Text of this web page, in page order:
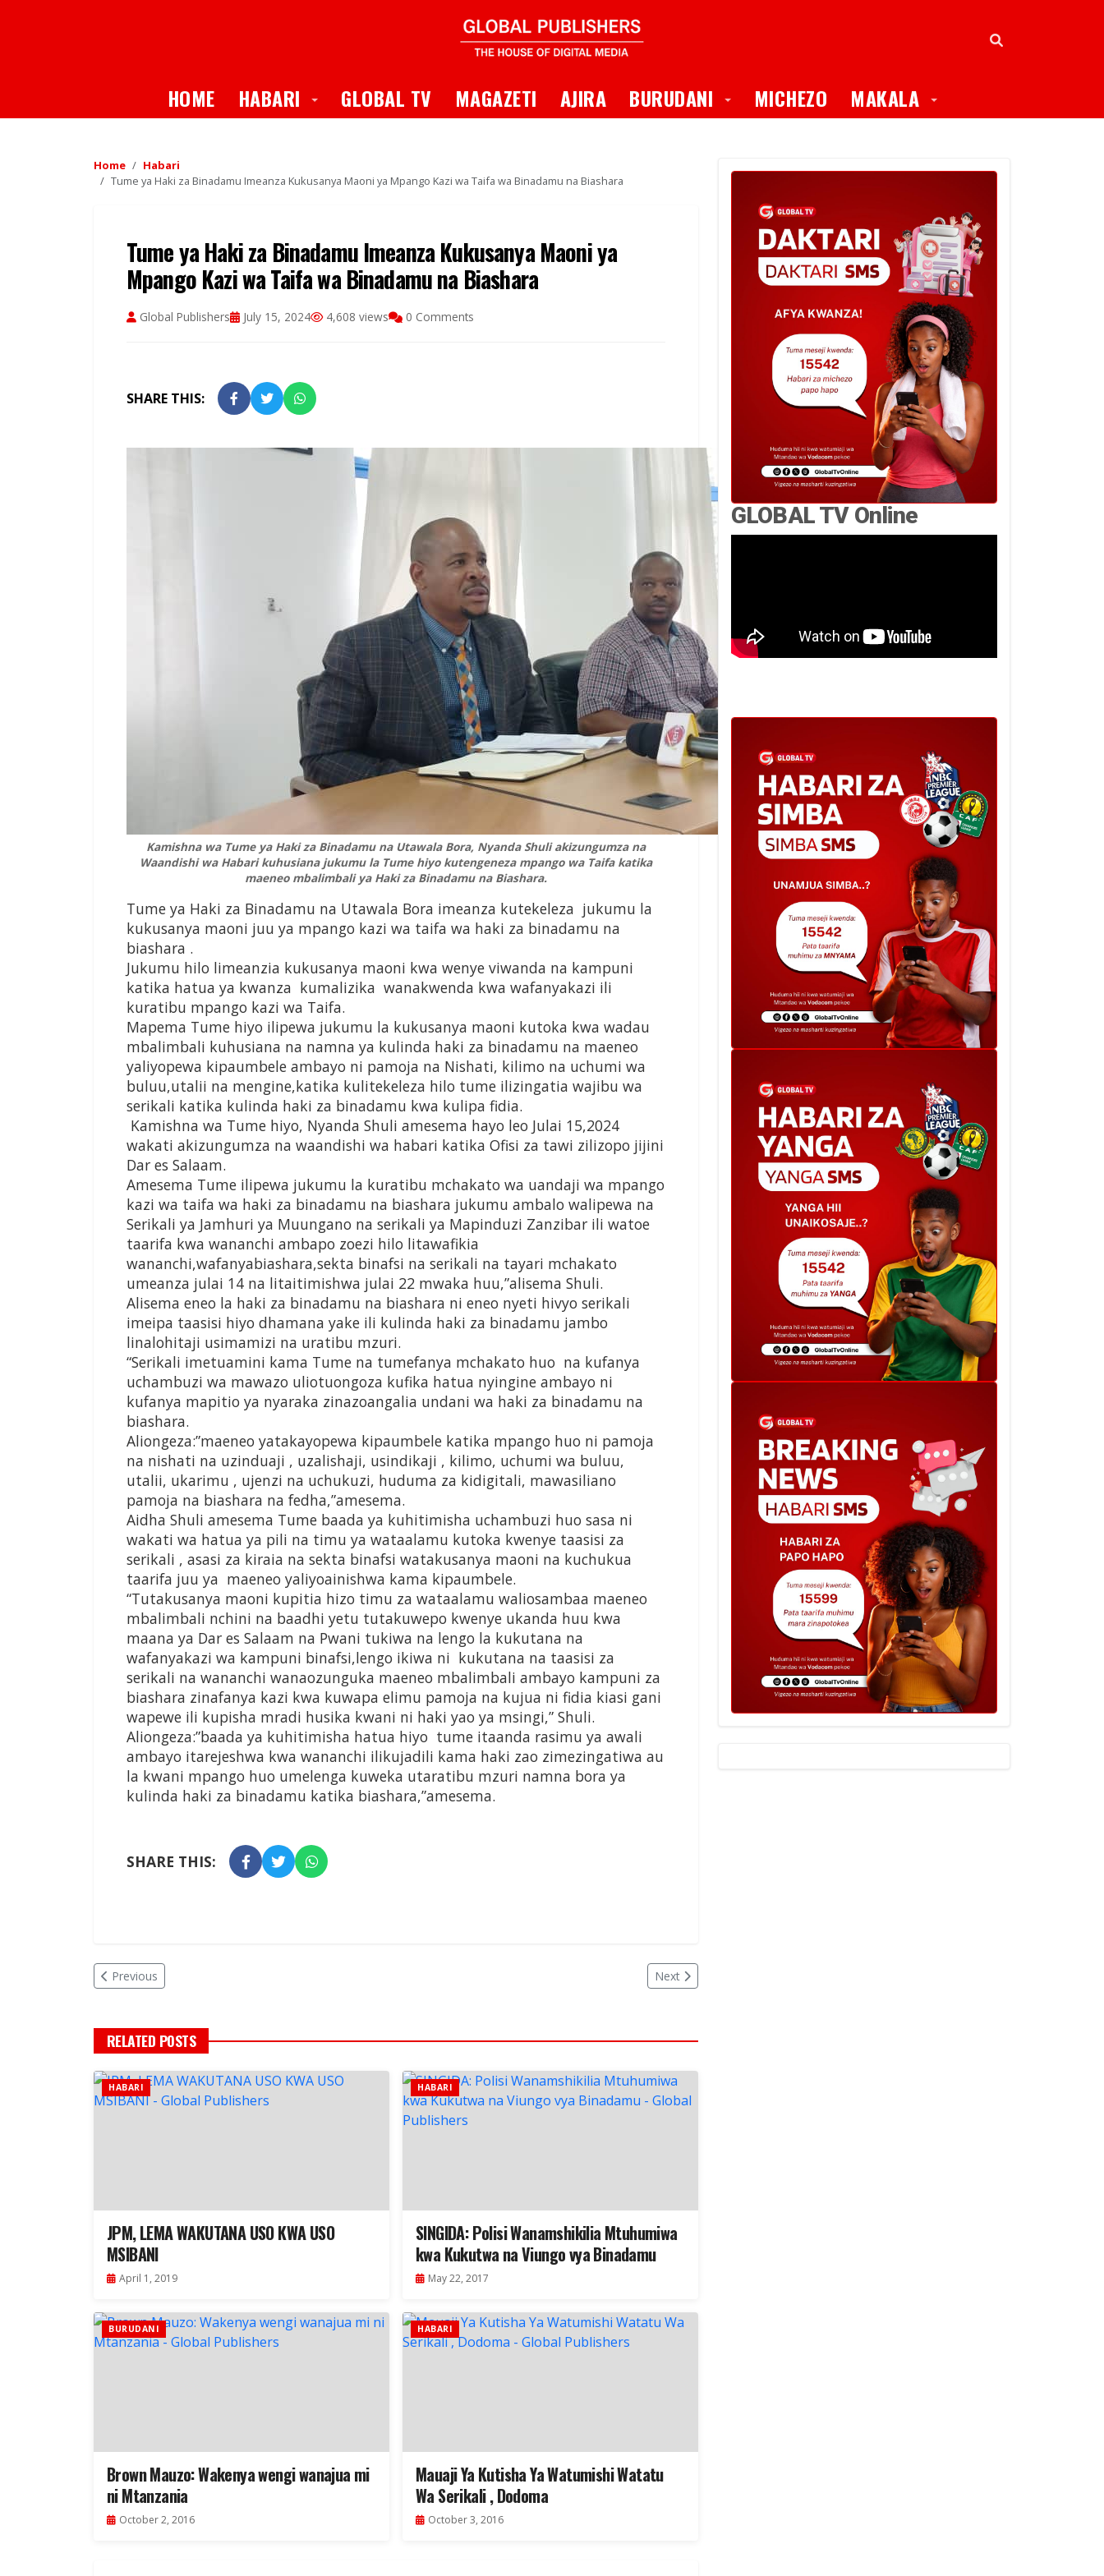
HOME HABARI Toggle Dropdown
GLOBAL TV MAGAZETI AJIRA BURUDANI Toggle Dropdown
MICHEZO MAKALA Toggle Dropdown
Home
Habari
Tume ya Haki za Binadamu Imeanza Kukusanya Maoni ya Mpango Kazi wa Taifa wa Binadamu na Biashara
Tume ya Haki za Binadamu Imeanza Kukusanya Maoni ya
Mpango Kazi wa Taifa wa Binadamu na Biashara
Global Publishers July 15, 2024 4,608 views 0 Comments
SHARE THIS:
Kamishna wa Tume ya Haki za Binadamu na Utawala Bora, Nyanda Shuli akizungumza na
Waandishi wa Habari kuhusiana jukumu la Tume hiyo kutengeneza mpango wa Taifa katika
maeneo mbalimbali ya Haki za Binadamu na Biashara.
Tume ya Haki za Binadamu na Utawala Bora imeanza kutekeleza jukumu la
kukusanya maoni juu ya mpango kazi wa taifa wa haki za binadamu na
biashara .
Jukumu hilo limeanzia kukusanya maoni kwa wenye viwanda na kampuni
katika hatua ya kwanza kumalizika wanakwenda kwa wafanyakazi ili
kuratibu mpango kazi wa Taifa.
Mapema Tume hiyo ilipewa jukumu la kukusanya maoni kutoka kwa wadau
mbalimbali kuhusiana na namna ya kulinda haki za binadamu na maeneo
yaliyopewa kipaumbele ambayo ni pamoja na Nishati, kilimo na uchumi wa
buluu,utalii na mengine,katika kulitekeleza hilo tume ilizingatia wajibu wa
serikali katika kulinda haki za binadamu kwa kulipa fidia.
Kamishna wa Tume hiyo, Nyanda Shuli amesema hayo leo Julai 15,2024
wakati akizungumza na waandishi wa habari katika Ofisi za tawi zilizopo jijini
Dar es Salaam.
Amesema Tume ilipewa jukumu la kuratibu mchakato wa uandaji wa mpango
kazi wa taifa wa haki za binadamu na biashara jukumu ambalo walipewa na
Serikali ya Jamhuri ya Muungano na serikali ya Mapinduzi Zanzibar ili watoe
taarifa kwa wananchi ambapo zoezi hilo litawafikia
wananchi,wafanyabiashara,sekta binafsi na serikali na tayari mchakato
umeanza julai 14 na litaitimishwa julai 22 mwaka huu,”alisema Shuli.
Alisema eneo la haki za binadamu na biashara ni eneo nyeti hivyo serikali
imeipa taasisi hiyo dhamana yake ili kulinda haki za binadamu jambo
linalohitaji usimamizi na uratibu mzuri.
“Serikali imetuamini kama Tume na tumefanya mchakato huo na kufanya
uchambuzi wa mawazo uliotuongoza kufika hatua nyingine ambayo ni
kufanya mapitio ya nyaraka zinazoangalia undani wa haki za binadamu na
biashara.
Aliongeza:”maeneo yatakayopewa kipaumbele katika mpango huo ni pamoja
na nishati na uzinduaji , uzalishaji, usindikaji , kilimo, uchumi wa buluu,
utalii, ukarimu , ujenzi na uchukuzi, huduma za kidigitali, mawasiliano
pamoja na biashara na fedha,”amesema.
Aidha Shuli amesema Tume baada ya kuhitimisha uchambuzi huo sasa ni
wakati wa hatua ya pili na timu ya wataalamu kutoka kwenye taasisi za
serikali , asasi za kiraia na sekta binafsi watakusanya maoni na kuchukua
taarifa juu ya maeneo yaliyoainishwa kama kipaumbele.
“Tutakusanya maoni kupitia hizo timu za wataalamu waliosambaa maeneo
mbalimbali nchini na baadhi yetu tutakuwepo kwenye ukanda huu kwa
maana ya Dar es Salaam na Pwani tukiwa na lengo la kukutana na
wafanyakazi wa kampuni binafsi,lengo ikiwa ni kukutana na taasisi za
serikali na wananchi wanaozunguka maeneo mbalimbali ambayo kampuni za
biashara zinafanya kazi kwa kuwapa elimu pamoja na kujua ni fidia kiasi gani
wapewe ili kupisha mradi husika kwani ni haki yao ya msingi,” Shuli.
Aliongeza:”baada ya kuhitimisha hatua hiyo tume itaanda rasimu ya awali
ambayo itarejeshwa kwa wananchi ilikujadili kama haki zao zimezingatiwa au
la kwani mpango huo umelenga kuweka utaratibu mzuri namna bora ya
kulinda haki za binadamu katika biashara,”amesema.
SHARE THIS:
Previous Next
RELATED POSTS
HABARI
JPM, LEMA WAKUTANA USO KWA USO
MSIBANI
April 1, 2019
HABARI
SINGIDA: Polisi Wanamshikilia Mtuhumiwa
kwa Kukutwa na Viungo vya Binadamu
May 22, 2017
BURUDANI
Brown Mauzo: Wakenya wengi wanajua mi
ni Mtanzania
October 2, 2016
HABARI
Mauaji Ya Kutisha Ya Watumishi Watatu
Wa Serikali , Dodoma
October 3, 2016
GLOBAL TV Online